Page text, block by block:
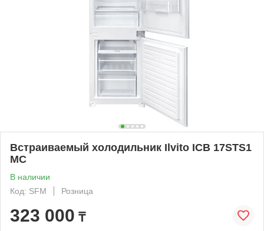
Встраиваемый холодильник Ilvito ICB 17STS1
MC
В наличии
Код: SFM
Розница
323 000 ₸